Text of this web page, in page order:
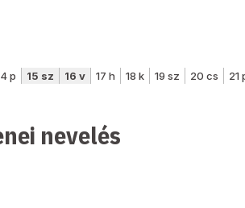
nevelés